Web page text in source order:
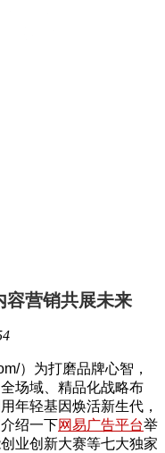
容营销共展未来
）为打磨品牌心智，
场域、精品化战略布
年轻基因焕活新生代，
绍一下网易广告平台举
业创新大赛等七大独家